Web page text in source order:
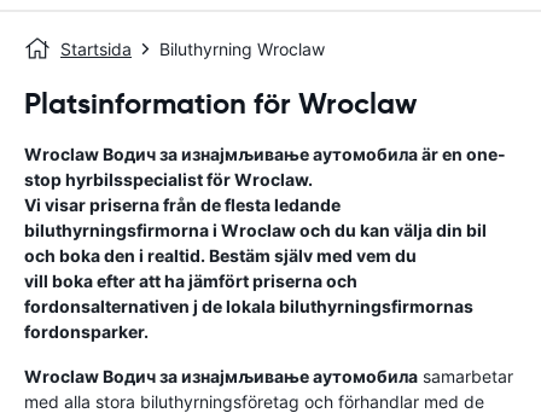
Startsida Biluthyrning Wroclaw
Platsinformation för Wroclaw
WroclawВодич за изнајмљивање аутомобилаär en one-
stop hyrbilsspecialist förWroclaw.
Vi visar priserna från de flesta ledande
biluthyrningsfirmorna i Wroclawoch du kan välja din bil
och boka den i realtid. Bestäm själv med vem du
vill boka efter att ha jämfört priserna och
fordonsalternativen j de lokala biluthyrningsfirmornas
fordonsparker.
WroclawВодич за изнајмљивање аутомобила samarbetar
med alla stora biluthyrningsföretag och förhandlar med de